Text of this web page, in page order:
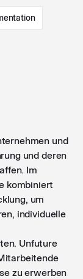
zu
und
und deren
Im
kombiniert
um
individuelle
Unfuture
zu erwerben